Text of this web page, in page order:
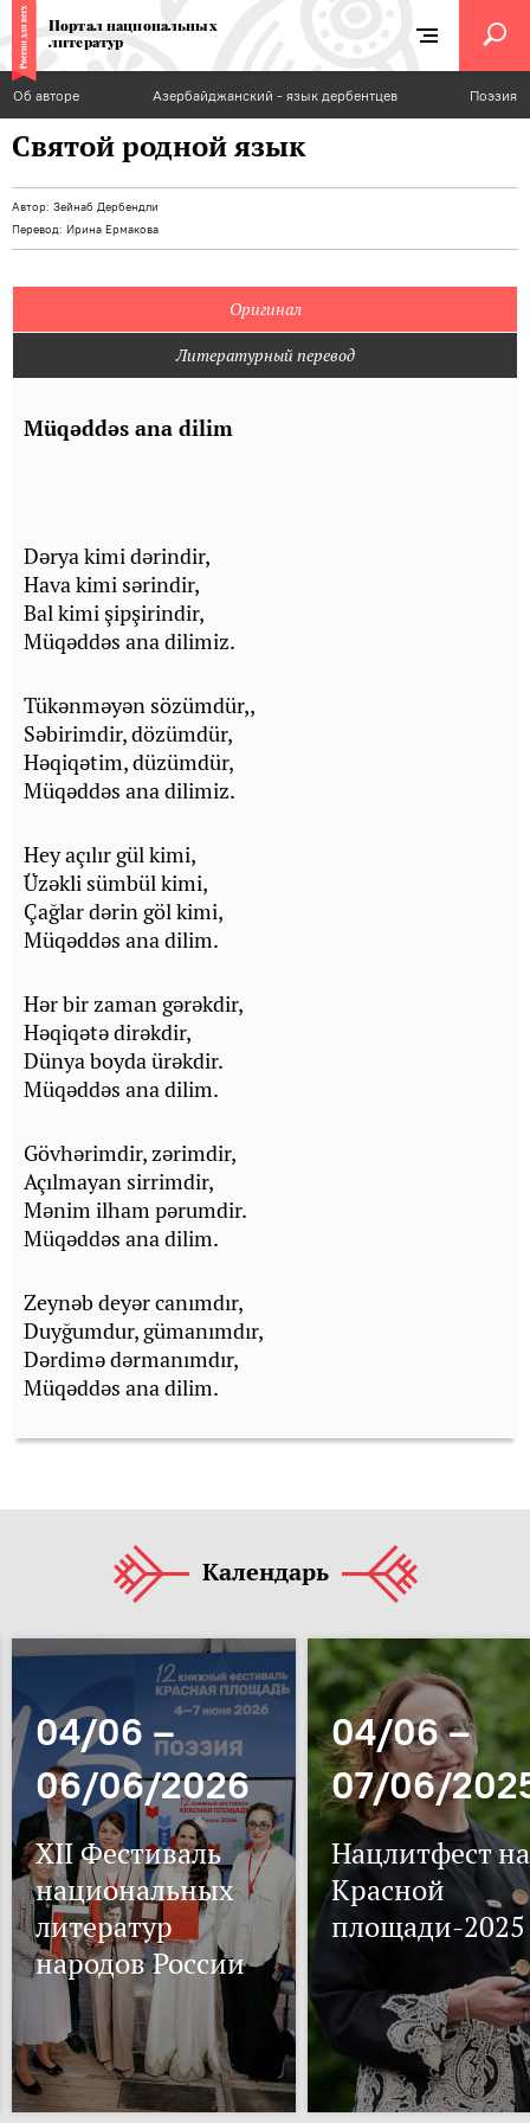
Портал национальных
литератур
Об авторе Азербайджанский - язык дербентцев Поэзия
Святой родной язык
Автор: Зейнаб Дербендли
Перевод: Ирина Ермакова
Оригинал
Литературный перевод
Müqәddәs ana dilim
Dәrya kimi dәrindir,
Hava kimi sәrindir,
Bal kimi şipşirindir,
Müqәddәs ana dilimiz.
Tükәnmәyәn sözümdür,,
Sәbirimdir, dözümdür,
Hәqiqәtim, düzümdür,
Müqәddәs ana dilimiz.
Hey açılır gül kimi,
Üzәkli sümbül kimi,
Çağlar dәrin göl kimi,
Müqәddәs ana dilim.
Hәr bir zaman gәrәkdir,
Hәqiqәtә dirәkdir,
Dünya boyda ürәkdir.
Müqәddәs ana dilim.
Gövhәrimdir, zәrimdir,
Açılmayan sirrimdir,
Mәnim ilham pәrumdir.
Müqәddәs ana dilim.
Zeynәb deyәr canımdır,
Duyğumdur, gümanımdır,
Dәrdimә dәrmanımdır,
Müqәddәs ana dilim.
Календарь
04/06 –
06/06/2026
XII Фестиваль
национальных
литератур
народов России
04/06 –
07/06/
Нацлитфест на
Красной
площади-2025